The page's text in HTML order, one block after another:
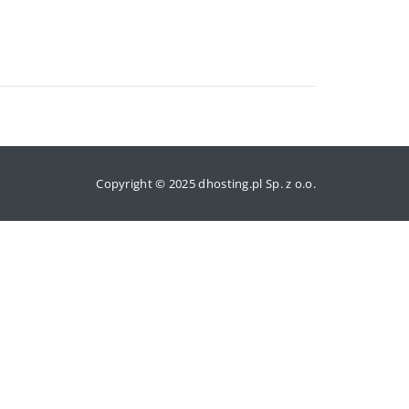
Copyright © 2025 dhosting.pl Sp. z o.o.